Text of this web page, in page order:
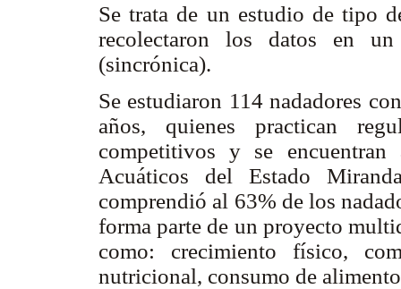
Se trata de un estudio de tipo
recolectaron los datos en
(sincrónica).
Se estudiaron 114 nadadores
años, quienes practican
competitivos y se
Acuáticos del Estado
comprendió al 63% de los
forma parte de un proyecto
como: crecimiento físico,
nutricional, consumo de